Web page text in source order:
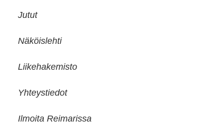
Jutut
Näköislehti
Liikehakemisto
Yhteystiedot
Ilmoita Reimarissa